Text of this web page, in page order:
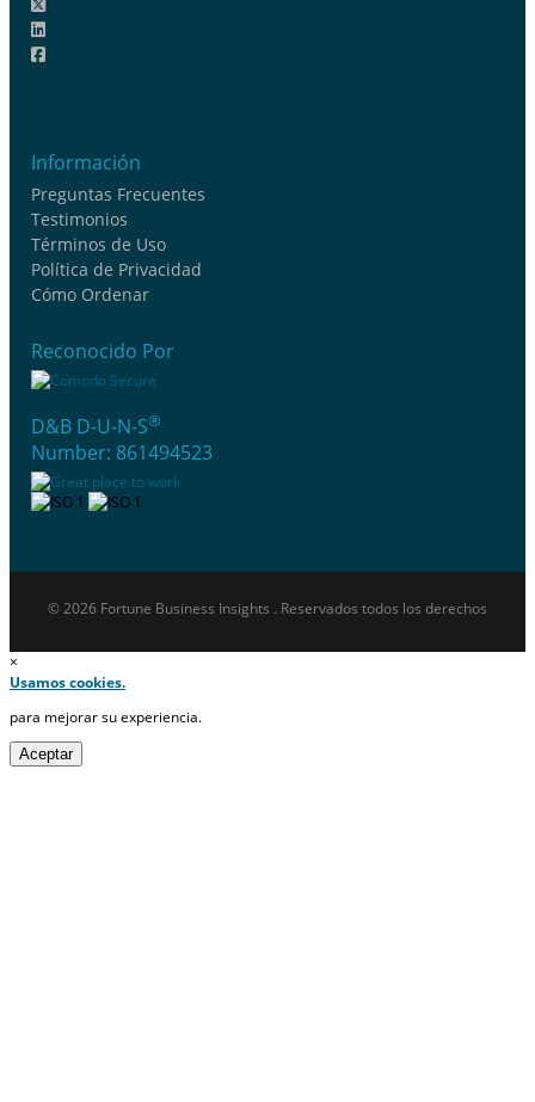
Información
Preguntas Frecuentes
Testimonios
Términos de Uso
Política de Privacidad
Cómo Ordenar
Reconocido Por
D&B D-U-N-S®
Number: 861494523
© 2026 Fortune Business Insights . Reservados todos los derechos
×
Usamos cookies.
para mejorar su experiencia.
Aceptar